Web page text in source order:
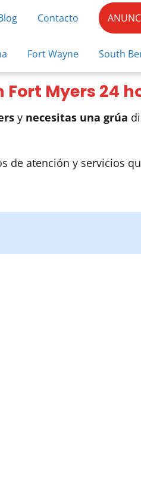
Contacto
Fort Wayne South
Myers 24
y necesitas una grúa
de atención y servicios